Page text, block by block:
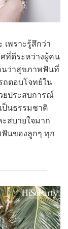
พราะรู้สึกว่า
ที่ดีระหว่างผู้คน
นว่าสุขภาพฟันที่
ถตอบโจทย์ใน
ยประสบการณ์
ป็นธรรมชาติ
สบายใจมาก
นของลูกๆ ทุก